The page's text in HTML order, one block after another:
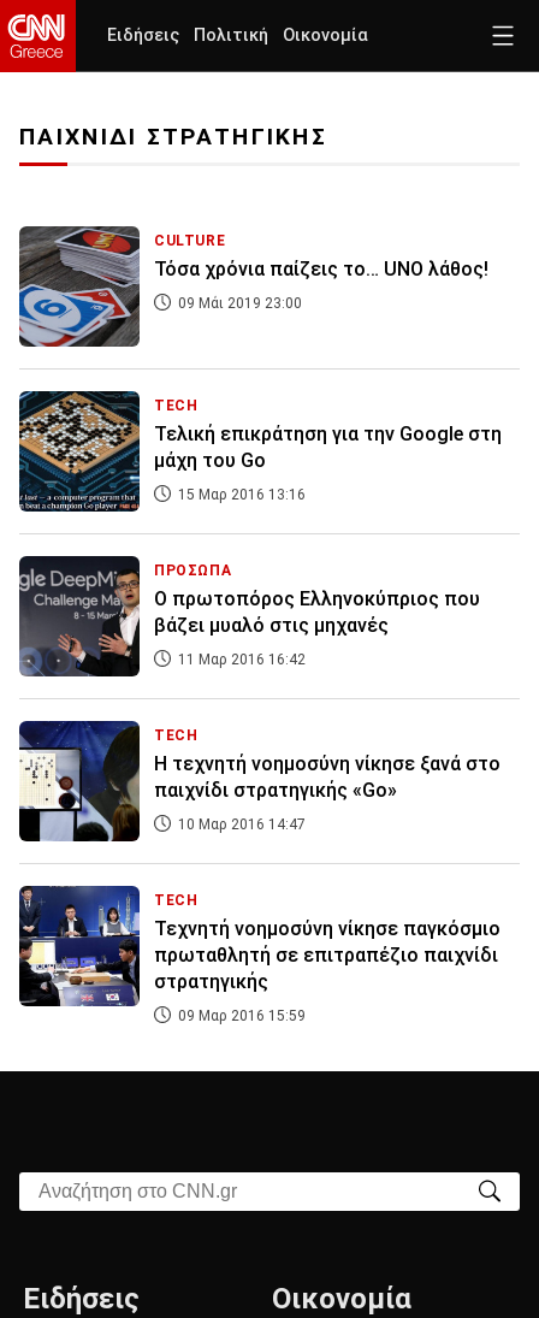
Ειδήσεις Πολιτική Οικονομία
ΠΑΙΧΝΙΔΙ ΣΤΡΑΤΗΓΙΚΗΣ
CULTURE
Τόσα χρόνια παίζεις το… UNO λάθος!
09 Μάι 2019 23:00
TECH
Τελική επικράτηση για την Google στη
μάχη του Go
15 Μαρ 2016 13:16
ΠΡΟΣΩΠΑ
Ο πρωτοπόρος Ελληνοκύπριος που
βάζει μυαλό στις μηχανές
11 Μαρ 2016 16:42
TECH
Η τεχνητή νοημοσύνη νίκησε ξανά στο
παιχνίδι στρατηγικής «Go»
10 Μαρ 2016 14:47
TECH
Τεχνητή νοημοσύνη νίκησε παγκόσμιο
πρωταθλητή σε επιτραπέζιο παιχνίδι
στρατηγικής
09 Μαρ 2016 15:59
Αναζήτηση στο CNN.gr
Ειδήσεις Οικονομία